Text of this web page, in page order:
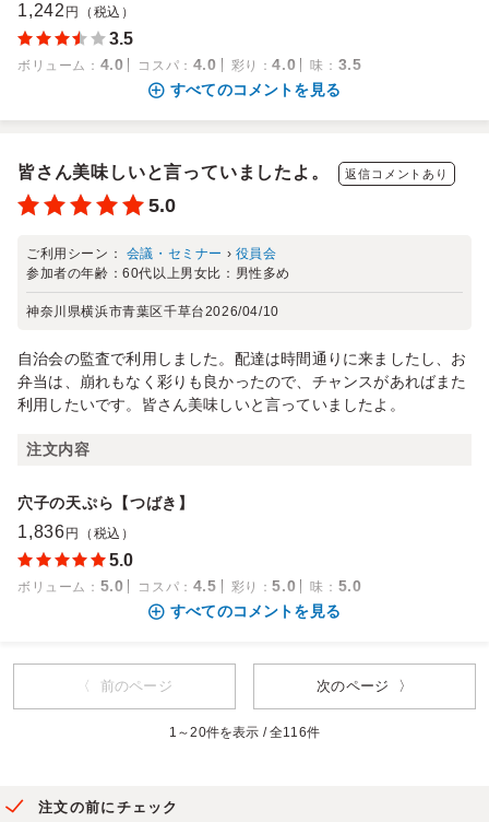
1,242 円（税込）
3.5
ボリューム ： 4.0 コスパ ： 4.0 彩り ：4.0 味 ： 3.5
すべてのコメントを見る
皆さん美味しいと言っていましたよ。 返信コメントあり
5.0
ご利用シーン： 会議・セミナー › 役員会
参加者の年齢：60代以上男女比： 男性多め
神奈川県横浜市青葉区千草台2026/04/10
自治会の監査で利用しました。配達は時間通りに来ましたし、お
弁当は、崩れもなく彩りも良かったので、チャンスがあればまた
利用したいです。皆さん美味しいと言っていましたよ。
注文内容
穴子の天ぷら【つばき】
1,836 円（税込）
5.0
ボリューム ： 5.0 コスパ ： 4.5 彩り ：5.0 味 ： 5.0
すべてのコメントを見る
〈 前のページ 次のページ 〉
1～20件を表示 / 全116件
注文の前にチェック